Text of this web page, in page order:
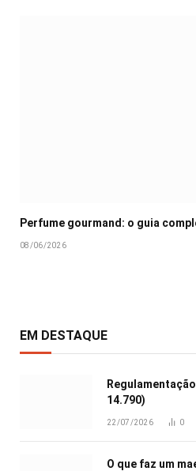
Perfume gourmand: o guia
08/06/2026
EM DESTAQUE
14.790)
22/07/2026 0
O que faz um